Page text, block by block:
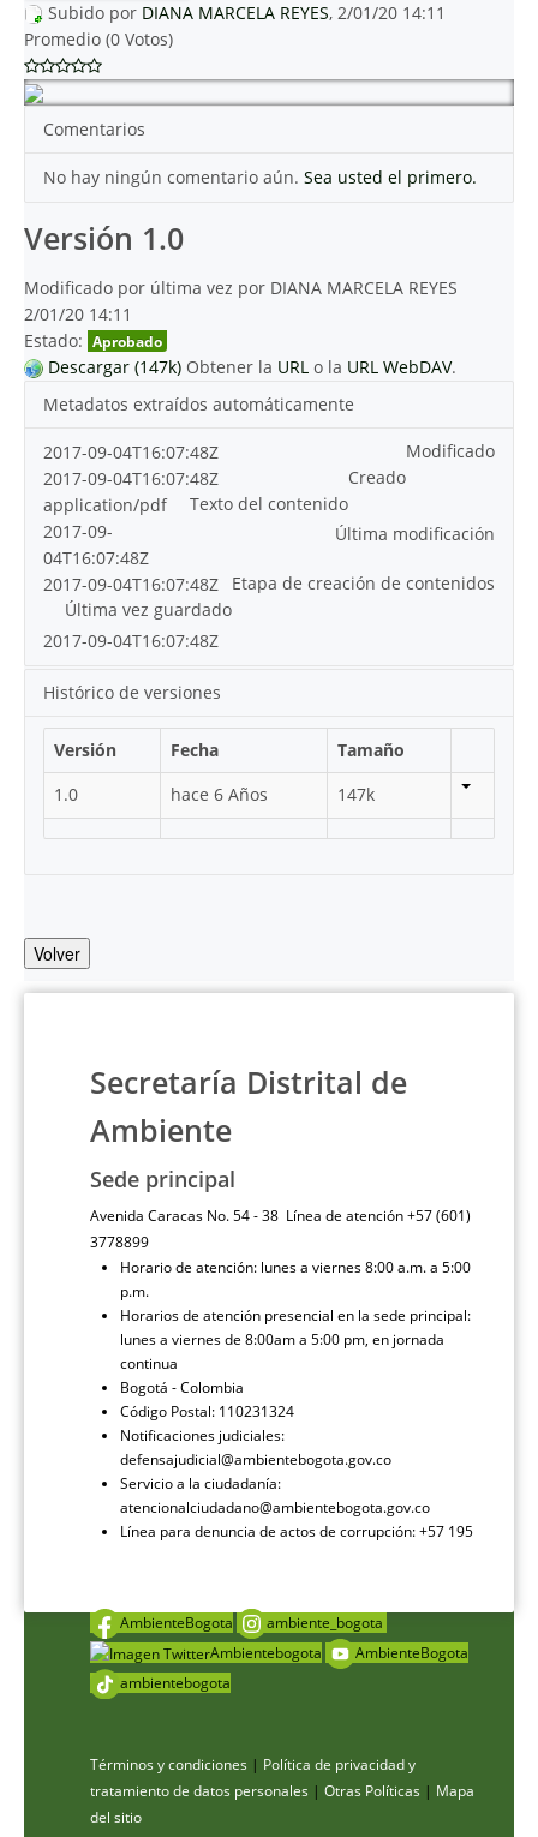
Subido por DIANA MARCELA REYES, 2/01/20 14:11
Promedio (0 Votos)
Comentarios
No hay ningún comentario aún. Sea usted el primero.
Versión 1.0
Modificado por última vez por DIANA MARCELA REYES
2/01/20 14:11
Estado: Aprobado
Descargar (147k) Obtener la URL o la URL WebDAV.
Metadatos extraídos automáticamente
Modificado
2017-09-04T16:07:48Z
Creado
2017-09-04T16:07:48Z
Texto del contenido
application/pdf
Última modificación
2017-09-
04T16:07:48Z
Etapa de creación de contenidos
2017-09-04T16:07:48Z
Última vez guardado
2017-09-04T16:07:48Z
Histórico de versiones
Versión Fecha
Tamaño
1.0
hace 6 Años 147k
Volver
Secretaría Distrital de
Ambiente
Sede principal
Avenida Caracas No. 54 - 38 Línea de atención +57 (601)
3778899
Horario de atención: lunes a viernes 8:00 a.m. a 5:00
p.m.
Horarios de atención presencial en la sede principal:
lunes a viernes de 8:00am a 5:00 pm, en jornada
continua
Bogotá - Colombia
Código Postal: 110231324
Notificaciones judiciales:
defensajudicial@ambientebogota.gov.co
Servicio a la ciudadanía:
atencionalciudadano@ambientebogota.gov.co
Línea para denuncia de actos de corrupción: +57 195
AmbienteBogota
ambiente_bogota
Ambientebogota
AmbienteBogota
ambientebogota
Términos y condiciones | Política de privacidad y
tratamiento de datos personales | Otras Políticas | Mapa
del sitio